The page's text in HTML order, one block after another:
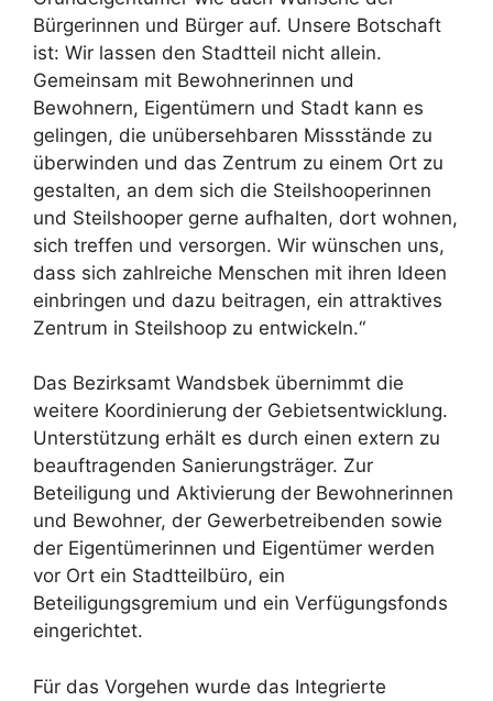
Bürgerinnen und Bürger auf. Unsere Botschaft
ist: Wir lassen den Stadtteil nicht allein.
Gemeinsam mit Bewohnerinnen und
Bewohnern, Eigentümern und Stadt kann es
gelingen, die unübersehbaren Missstände zu
überwinden und das Zentrum zu einem Ort zu
gestalten, an dem sich die Steilshooperinnen
und Steilshooper gerne aufhalten, dort wohnen,
sich treffen und versorgen. Wir wünschen uns,
dass sich zahlreiche Menschen mit ihren Ideen
einbringen und dazu beitragen, ein attraktives
Zentrum in Steilshoop zu entwickeln.“
Das Bezirksamt Wandsbek übernimmt die
weitere Koordinierung der Gebietsentwicklung.
Unterstützung erhält es durch einen extern zu
beauftragenden Sanierungsträger. Zur
Beteiligung und Aktivierung der Bewohnerinnen
und Bewohner, der Gewerbetreibenden sowie
der Eigentümerinnen und Eigentümer werden
vor Ort ein Stadtteilbüro, ein
Beteiligungsgremium und ein Verfügungsfonds
eingerichtet.
Für das Vorgehen wurde das Integrierte